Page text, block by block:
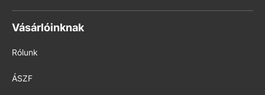
Vásárlóinknak
Rólunk
ÁSZF